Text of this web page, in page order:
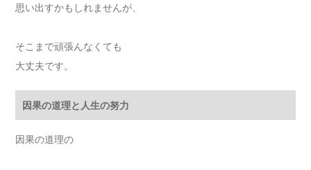
思い出すかもしれませんが、
そこまで頑張んなくても
大丈夫です。
因果の道理と人生の努力
因果の道理の